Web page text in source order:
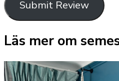
Submit Review
Läs mer om